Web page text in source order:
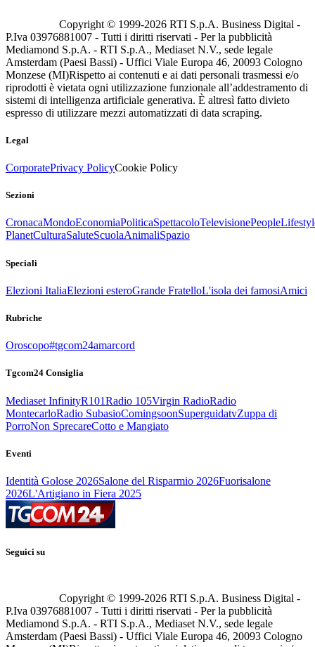
Copyright © 1999-2026 RTI S.p.A. Business Digital -
P.Iva 03976881007 - Tutti i diritti riservati - Per la pubblicità
Mediamond S.p.A. - RTI S.p.A., Mediaset N.V., sede legale
Amsterdam (Paesi Bassi) - Uffici Viale Europa 46, 20093 Cologno
Monzese (MI)Rispetto ai contenuti e ai dati personali trasmessi e/o
riprodotti è vietata ogni utilizzazione funzionale all’addestramento di
sistemi di intelligenza artificiale generativa. È altresì fatto divieto
espresso di utilizzare mezzi automatizzati di data scraping.
Legal
CorporatePrivacy PolicyCookie Policy
Sezioni
CronacaMondoEconomiaPoliticaSpettacoloTelevisionePeople
PlanetCulturaSaluteScuolaAnimaliSpazio
Speciali
Elezioni ItaliaElezioni esteroGrande FratelloL'isola dei famosiAmici
Rubriche
Oroscopo#tgcom24amarcord
Tgcom24 Consiglia
Mediaset InfinityR101Radio 105Virgin RadioRadio
MontecarloRadio SubasioComingsoonSuperguidatvZuppa di
PorroNon SprecareCotto e Mangiato
Eventi
Identità Golose 2026Salone del Risparmio 2026Fuorisalone
2026L'Artigiano in Fiera 2025
Seguici su
Copyright © 1999-2026 RTI S.p.A. Business Digital -
P.Iva 03976881007 - Tutti i diritti riservati - Per la pubblicità
Mediamond S.p.A. - RTI S.p.A., Mediaset N.V., sede legale
Amsterdam (Paesi Bassi) - Uffici Viale Europa 46, 20093 Cologno